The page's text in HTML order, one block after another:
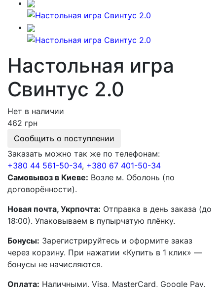
Настольная игра
Свинтус 2.0
Нет в наличии
462 грн
Сообщить о поступлении
Заказать можно так же по телефонам:
+380 44 561-50-34, +380 67 401-50-34
Самовывоз в Киеве: Возле м. Оболонь (по
договорённости).
Новая почта, Укрпочта: Отправка в день заказа (до
18:00). Упаковываем в пупырчатую плёнку.
Бонусы: Зарегистрируйтесь и оформите заказ
через корзину. При нажатии «Купить в 1 клик» —
бонусы не начисляются.
Оплата: Наличными, Visa, MasterCard, Google Pay.